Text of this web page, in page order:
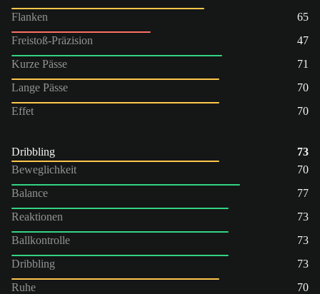
Flanken
65
Freistoß-Präzision
47
Kurze Pässe
71
Lange Pässe
70
Effet
70
Dribbling
73
Beweglichkeit
70
Balance
77
Reaktionen
73
Ballkontrolle
73
Dribbling
73
Ruhe
70